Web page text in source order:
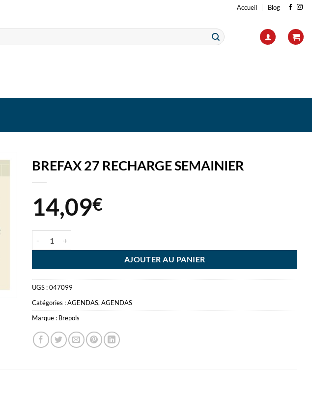
Accueil Blog
BREFAX 27 RECHARGE SEMAINIER
14,09€
AJOUTER AU PANIER
UGS :047099
Catégories :AGENDAS,AGENDAS
Marque : Brepols